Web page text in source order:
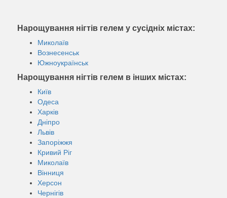
Нарощування нігтів гелем у сусідніх містах:
Миколаїв
Вознесенськ
Южноукраїнськ
Нарощування нігтів гелем в інших містах:
Київ
Одеса
Харків
Дніпро
Львів
Запоріжжя
Кривий Ріг
Миколаїв
Вінниця
Херсон
Чернігів